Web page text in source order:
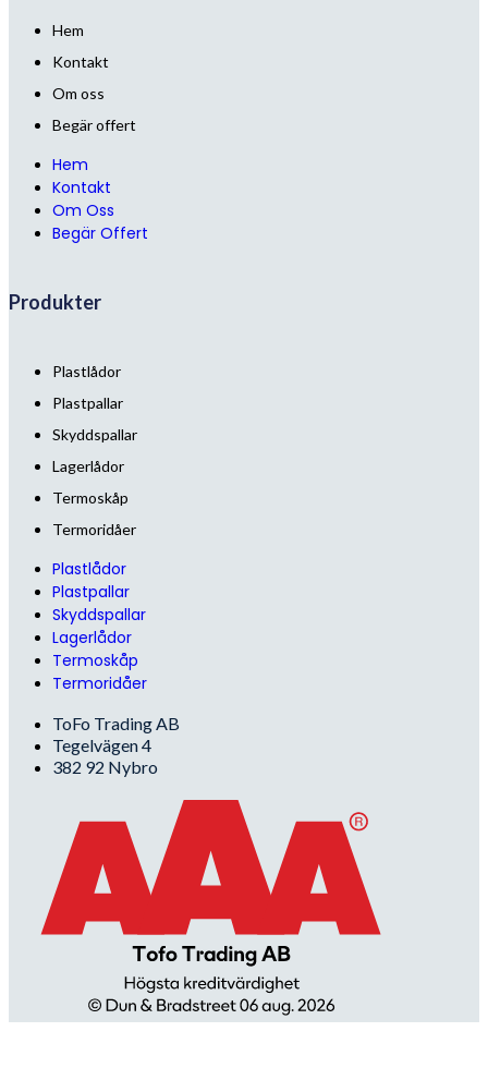
Hem
Kontakt
Om oss
Begär offert
Hem
Kontakt
Om Oss
Begär Offert
Produkter
Plastlådor
Plastpallar
Skyddspallar
Lagerlådor
Termoskåp
Termoridåer
Plastlådor
Plastpallar
Skyddspallar
Lagerlådor
Termoskåp
Termoridåer
ToFo Trading AB
Tegelvägen 4
382 92 Nybro